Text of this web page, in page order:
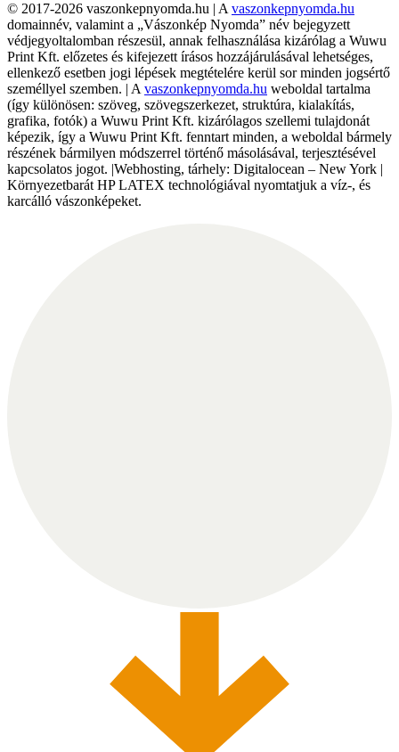
© 2017-2026 vaszonkepnyomda.hu | A vaszonkepnyomda.hu
domainnév, valamint a „Vászonkép Nyomda” név bejegyzett
védjegyoltalomban részesül, annak felhasználása kizárólag a Wuwu
Print Kft. előzetes és kifejezett írásos hozzájárulásával lehetséges,
ellenkező esetben jogi lépések megtételére kerül sor minden jogsértő
személlyel szemben. | A vaszonkepnyomda.hu weboldal tartalma
(így különösen: szöveg, szövegszerkezet, struktúra, kialakítás,
grafika, fotók) a Wuwu Print Kft. kizárólagos szellemi tulajdonát
képezik, így a Wuwu Print Kft. fenntart minden, a weboldal bármely
részének bármilyen módszerrel történő másolásával, terjesztésével
kapcsolatos jogot. |Webhosting, tárhely: Digitalocean – New York |
Környezetbarát HP LATEX technológiával nyomtatjuk a víz-, és
karcálló vászonképeket.